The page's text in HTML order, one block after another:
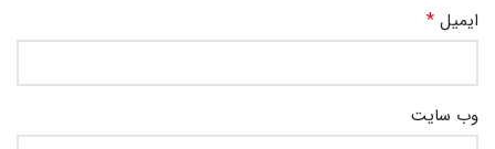
ایمیل *
وب‌ سایت